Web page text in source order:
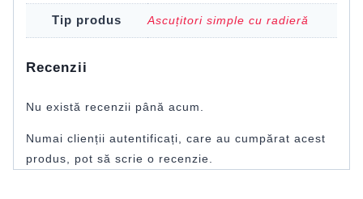
Tip produs Ascuțitori simple cu radieră
Recenzii
Nu există recenzii până acum.
Numai clienții autentificați, care au cumpărat acest
produs, pot să scrie o recenzie.